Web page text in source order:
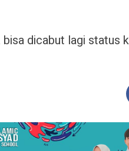
dicabut lagi status